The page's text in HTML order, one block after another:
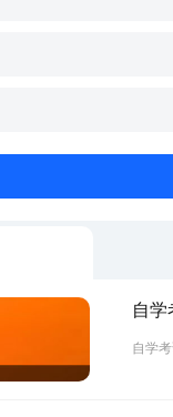
自学
自学